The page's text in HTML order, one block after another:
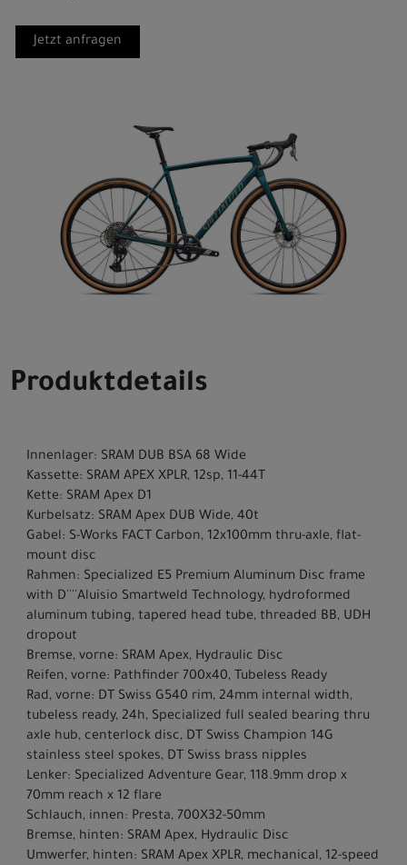
Jetzt anfragen
Produktdetails
Innenlager: SRAM DUB BSA 68 Wide
Kassette: SRAM APEX XPLR, 12sp, 11-44T
Kette: SRAM Apex D1
Kurbelsatz: SRAM Apex DUB Wide, 40t
Gabel: S-Works FACT Carbon, 12x100mm thru-axle, flat-
mount disc
Rahmen: Specialized E5 Premium Aluminum Disc frame
with D''''Aluisio Smartweld Technology, hydroformed
aluminum tubing, tapered head tube, threaded BB, UDH
dropout
Bremse, vorne: SRAM Apex, Hydraulic Disc
Reifen, vorne: Pathfinder 700x40, Tubeless Ready
Rad, vorne: DT Swiss G540 rim, 24mm internal width,
tubeless ready, 24h, Specialized full sealed bearing thru
axle hub, centerlock disc, DT Swiss Champion 14G
stainless steel spokes, DT Swiss brass nipples
Lenker: Specialized Adventure Gear, 118.9mm drop x
70mm reach x 12 flare
Schlauch, innen: Presta, 700X32-50mm
Bremse, hinten: SRAM Apex, Hydraulic Disc
Umwerfer, hinten: SRAM Apex XPLR, mechanical, 12-speed